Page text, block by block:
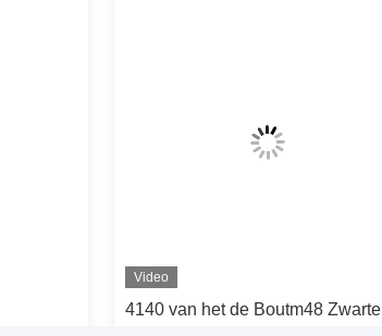
Video
4140 van het de Boutm48 Zwarte